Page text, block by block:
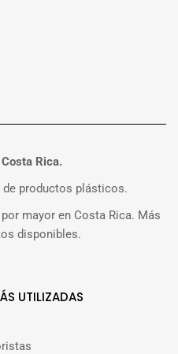
Rica.
productos plásticos.
mayor en Costa Rica. Más
disponibles.
UTILIZADAS